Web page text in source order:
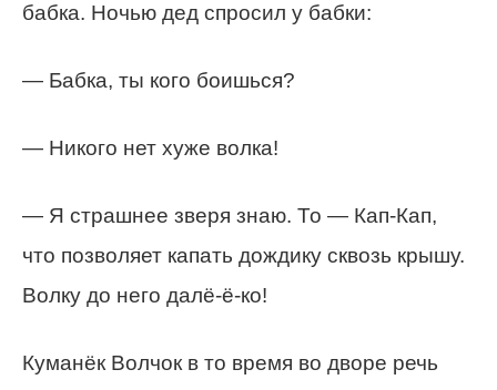
бабка. Ночью дед спросил у бабки:
— Бабка, ты кого боишься?
— Никого нет хуже волка!
— Я страшнее зверя знаю. То — Кап-Кап,
что позволяет капать дождику сквозь крышу.
Волку до него далё-ё-ко!
Куманёк Волчок в то время во дворе речь